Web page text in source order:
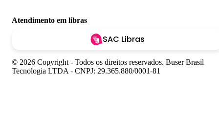
Atendimento em libras
SAC Libras
© 2026 Copyright - Todos os direitos reservados. Buser Brasil
Tecnologia LTDA - CNPJ: 29.365.880/0001-81